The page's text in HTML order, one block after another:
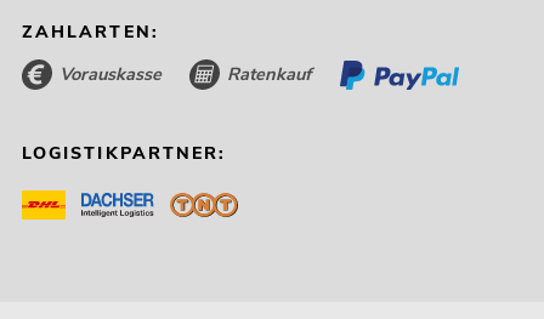
ZAHLARTEN:
Vorauskasse Ratenkauf
LOGISTIKPARTNER: